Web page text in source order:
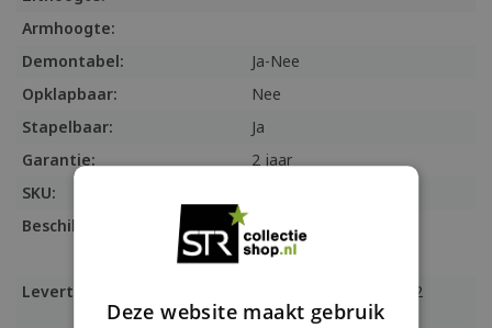
Armhoogte:
Demontabel:
Ja-Nee
Opklapbaar:
Nee
Stapelbaar:
Ja
Garantie:
2 jaar
SKU:
Beschikbaarheid:
Niet op voorraad, wel
beschikbaar
Levertijd:
Verwachting levertijd 12
Deze website maakt gebruik